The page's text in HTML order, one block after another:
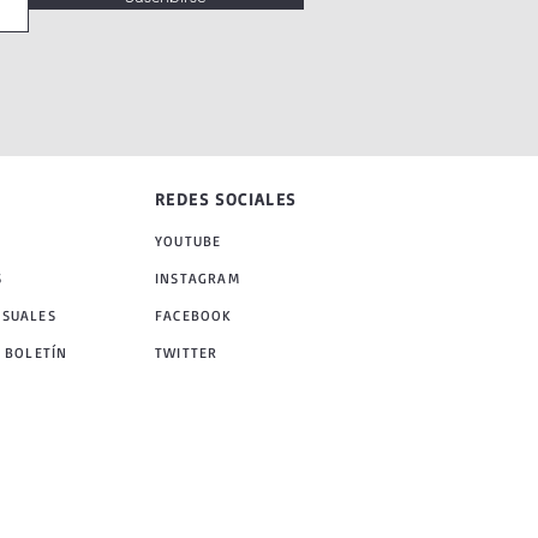
BOLETÍN
REDES SOCIALES
YOUTUBE
INSTAGRAM
FACEBOOK
TWITTER